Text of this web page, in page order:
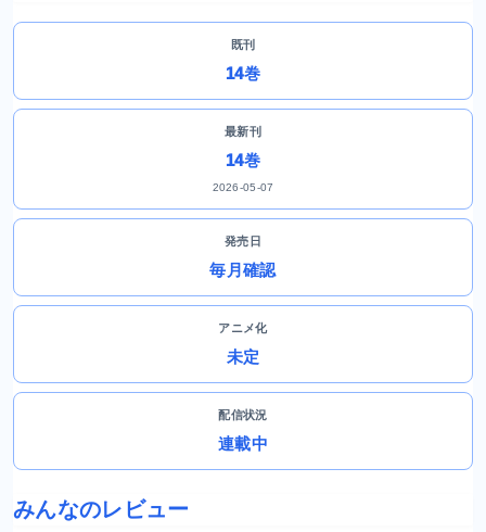
既刊
14巻
最新刊
14巻
2026-05-07
発売日
毎月確認
アニメ化
未定
配信状況
連載中
みんなのレビュー